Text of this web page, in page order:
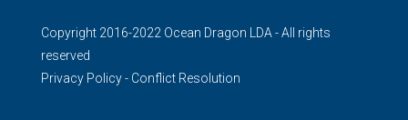
Copyright 2016-2022 Ocean Dragon LDA - All rights
reserved
Privacy Policy- Conflict Resolution